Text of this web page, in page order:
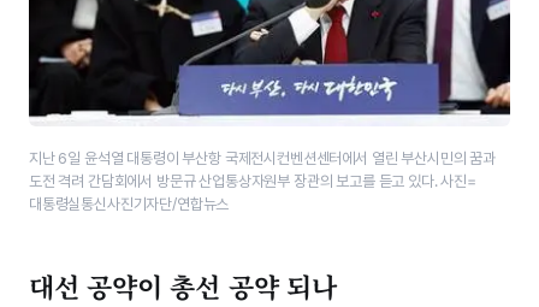
지난 6일 윤석열 대통령이 부산항 국제전시컨벤션센터에서 열린 부산시민의 꿈과
도전 격려 간담회에서 방문규 산업통상자원부 장관의 보고를 듣고 있다. 사진=
대통령실통신사진기자단/연합뉴스
대선 공약이 총선 공약 되나